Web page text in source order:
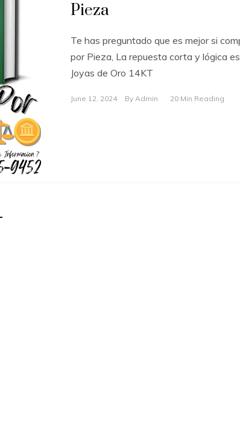
Pieza
Te has preguntado que es mejor si
por Pieza, La repuesta corta y lógica
Joyas de Oro 14KT
June 12, 2024 By Admin 20 Min Reading